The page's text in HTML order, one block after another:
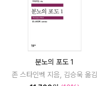
분노의 포도 1
존 스타인벡 지음, 김승욱 옮김